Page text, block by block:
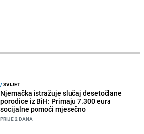
/SVIJET
Njemačka istražuje slučaj desetočlane
porodice iz BiH: Primaju 7.300 eura
socijalne pomoći mjesečno
PRIJE 2 DANA